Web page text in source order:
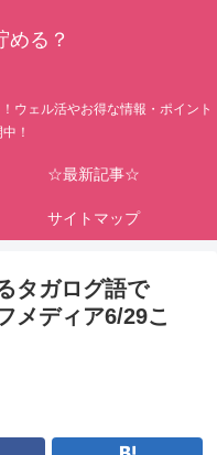
める？
ウェル活やお得な情報・ポイント
！
☆最新記事☆
サイトマップ
タガログ語で
メディア6/29こ